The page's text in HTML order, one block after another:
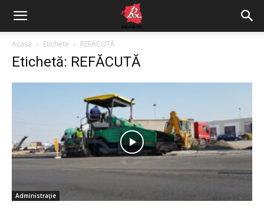
Acasă Etichete REFĂCUTĂ
Etichetă: REFĂCUTĂ
Administrație